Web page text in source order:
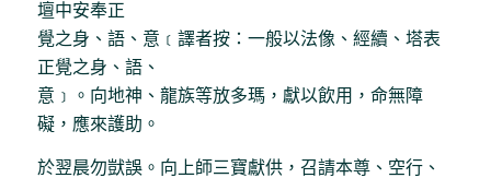
壇中安奉正
覺之身、語、意﹝譯者按：一般以法像、經續、塔表
正覺之身、語、
意﹞。向地神、龍族等放多瑪，獻以飲用，命無障
礙，應來護助。
於翌晨勿獃誤。向上師三寶獻供，召請本尊、空行、